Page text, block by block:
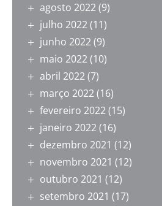
agosto 2022(9)
julho 2022(11)
junho 2022(9)
maio 2022(10)
abril 2022(7)
março 2022(16)
fevereiro 2022(15)
janeiro 2022(16)
dezembro 2021 (12)
novembro 2021 (12)
outubro 2021 (12)
setembro 2021 (17)